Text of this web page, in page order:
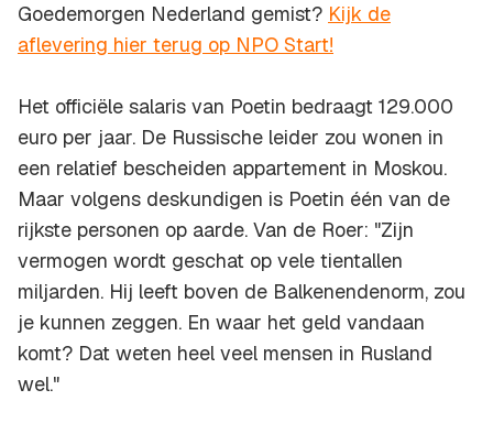
Goedemorgen Nederland gemist? Kijk de
aflevering hier terug op NPO Start!
Het officiële salaris van Poetin bedraagt 129.000
euro per jaar. De Russische leider zou wonen in
een relatief bescheiden appartement in Moskou.
Maar volgens deskundigen is Poetin één van de
rijkste personen op aarde. Van de Roer: "Zijn
vermogen wordt geschat op vele tientallen
miljarden. Hij leeft boven de Balkenendenorm, zou
je kunnen zeggen. En waar het geld vandaan
komt? Dat weten heel veel mensen in Rusland
wel."